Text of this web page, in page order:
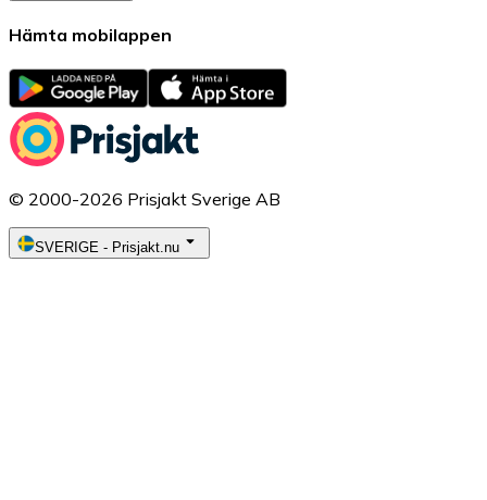
Hämta mobilappen
© 2000-2026 Prisjakt Sverige AB
SVERIGE - Prisjakt.nu